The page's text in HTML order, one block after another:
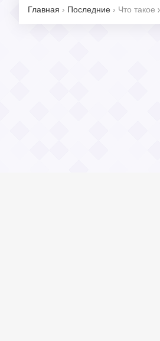
Главная › Последние › Что такое